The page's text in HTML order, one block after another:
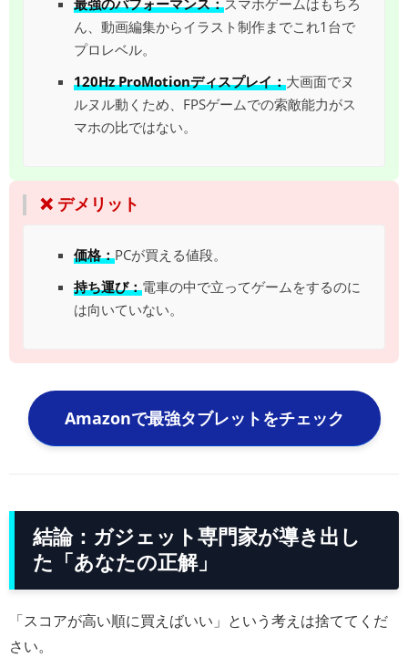
最強のパフォーマンス：スマホゲームはもちろ
ん、動画編集からイラスト制作までこれ1台で
プロレベル。
120Hz ProMotionディスプレイ：大画面でヌ
ルヌル動くため、FPSゲームでの索敵能力がス
マホの比ではない。
❌ デメリット
価格：PCが買える値段。
持ち運び：電車の中で立ってゲームをするのに
は向いていない。
Amazonで最強タブレットをチェック
結論：ガジェット専門家が導き出し
た「あなたの正解」
「スコアが高い順に買えばいい」という考えは捨ててくだ
さい。